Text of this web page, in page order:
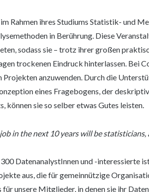
Rahmen ihres Studiums Statistik- und
in Berührung. Diese
sodass sie – trotz ihrer großen
trockenen Eindruck hinterlassen. Bei
Projekten anzuwenden. Durch die
eines Fragebogens, der
können sie so selber etwas Gutes leisten.
in the next 10 years will be statisticians,
DatenanalystInnen und -interessierte
aus, die für gemeinnützige
unsere Mitglieder, in denen sie ihr